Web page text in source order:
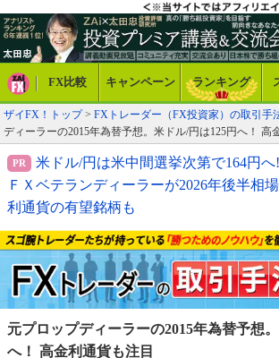
FX比較 キャンペーン ランキング
ザイFX！トップ> FXトレーダー（FX投資家）の取引手
ディーラーの2015年為替予想。米ドル/円は125円へ！ 高
米ドル/円は米中間選挙次第で164円
ＦＸベテランディーラーが2026年後半相
利通貨の有望銘柄も
元プロップディーラーの2015年為替予想。
へ！ 高金利通貨も注目